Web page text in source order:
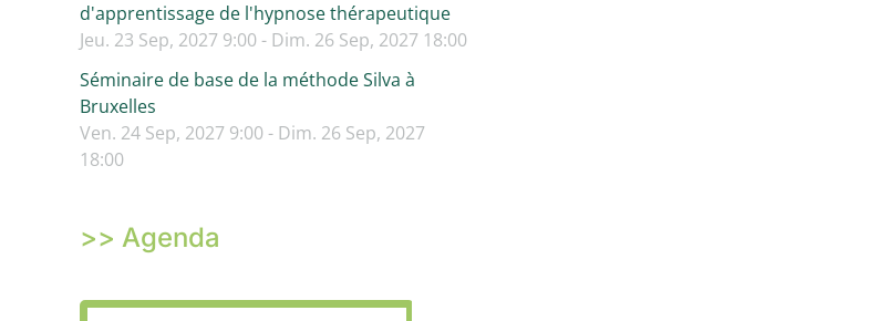
d'apprentissage de l'hypnose thérapeutique
Jeu. 23 Sep, 2027 9:00 - Dim. 26 Sep, 2027 18:00
Séminaire de base de la méthode Silva à
Bruxelles
Ven. 24 Sep, 2027 9:00 - Dim. 26 Sep, 2027
18:00
>> Agenda